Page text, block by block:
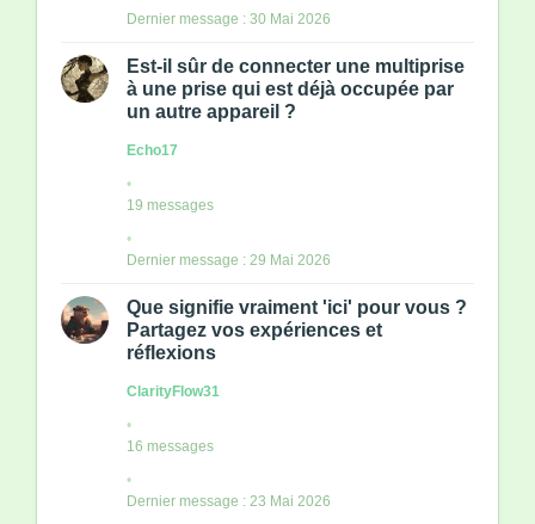
Dernier message : 30 Mai 2026
Est-il sûr de connecter une multiprise
à une prise qui est déjà occupée par
un autre appareil ?
Echo17
19 messages
Dernier message : 29 Mai 2026
Que signifie vraiment 'ici' pour vous ?
Partagez vos expériences et
réflexions
ClarityFlow31
16 messages
Dernier message : 23 Mai 2026